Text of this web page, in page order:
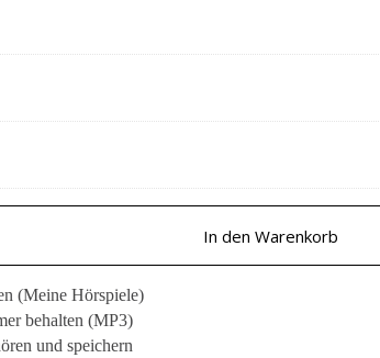
In den Warenkorb
(Meine Hörspiele)
behalten (MP3)
und speichern